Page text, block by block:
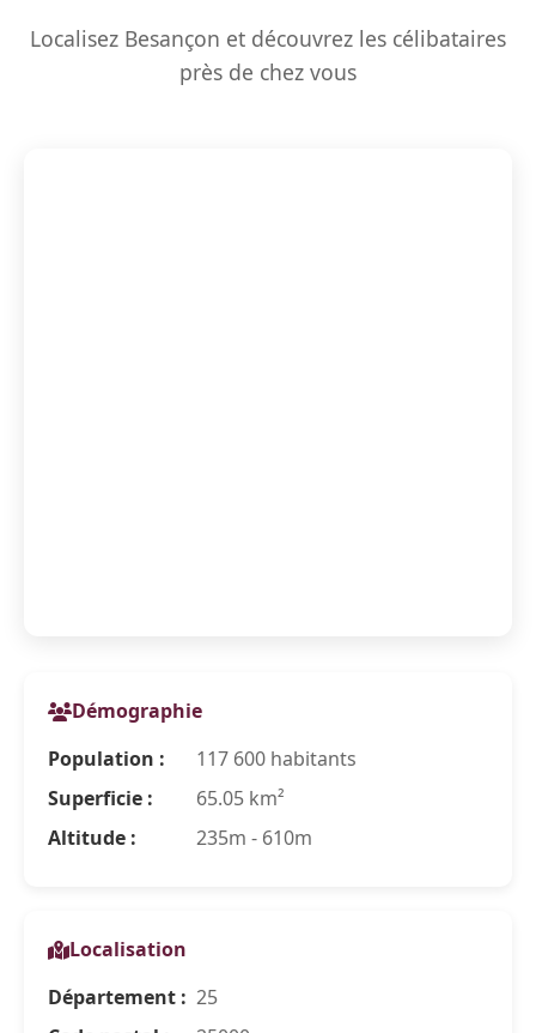
Localisez Besançon et découvrez les célibataires
près de chez vous
Démographie
Population :
117 600 habitants
Superficie :
65.05 km²
Altitude :
235m - 610m
Localisation
Département : 25